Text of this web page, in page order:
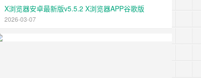
X浏览器安卓最新版v5.5.2 X浏览器APP谷歌版
2026-03-07